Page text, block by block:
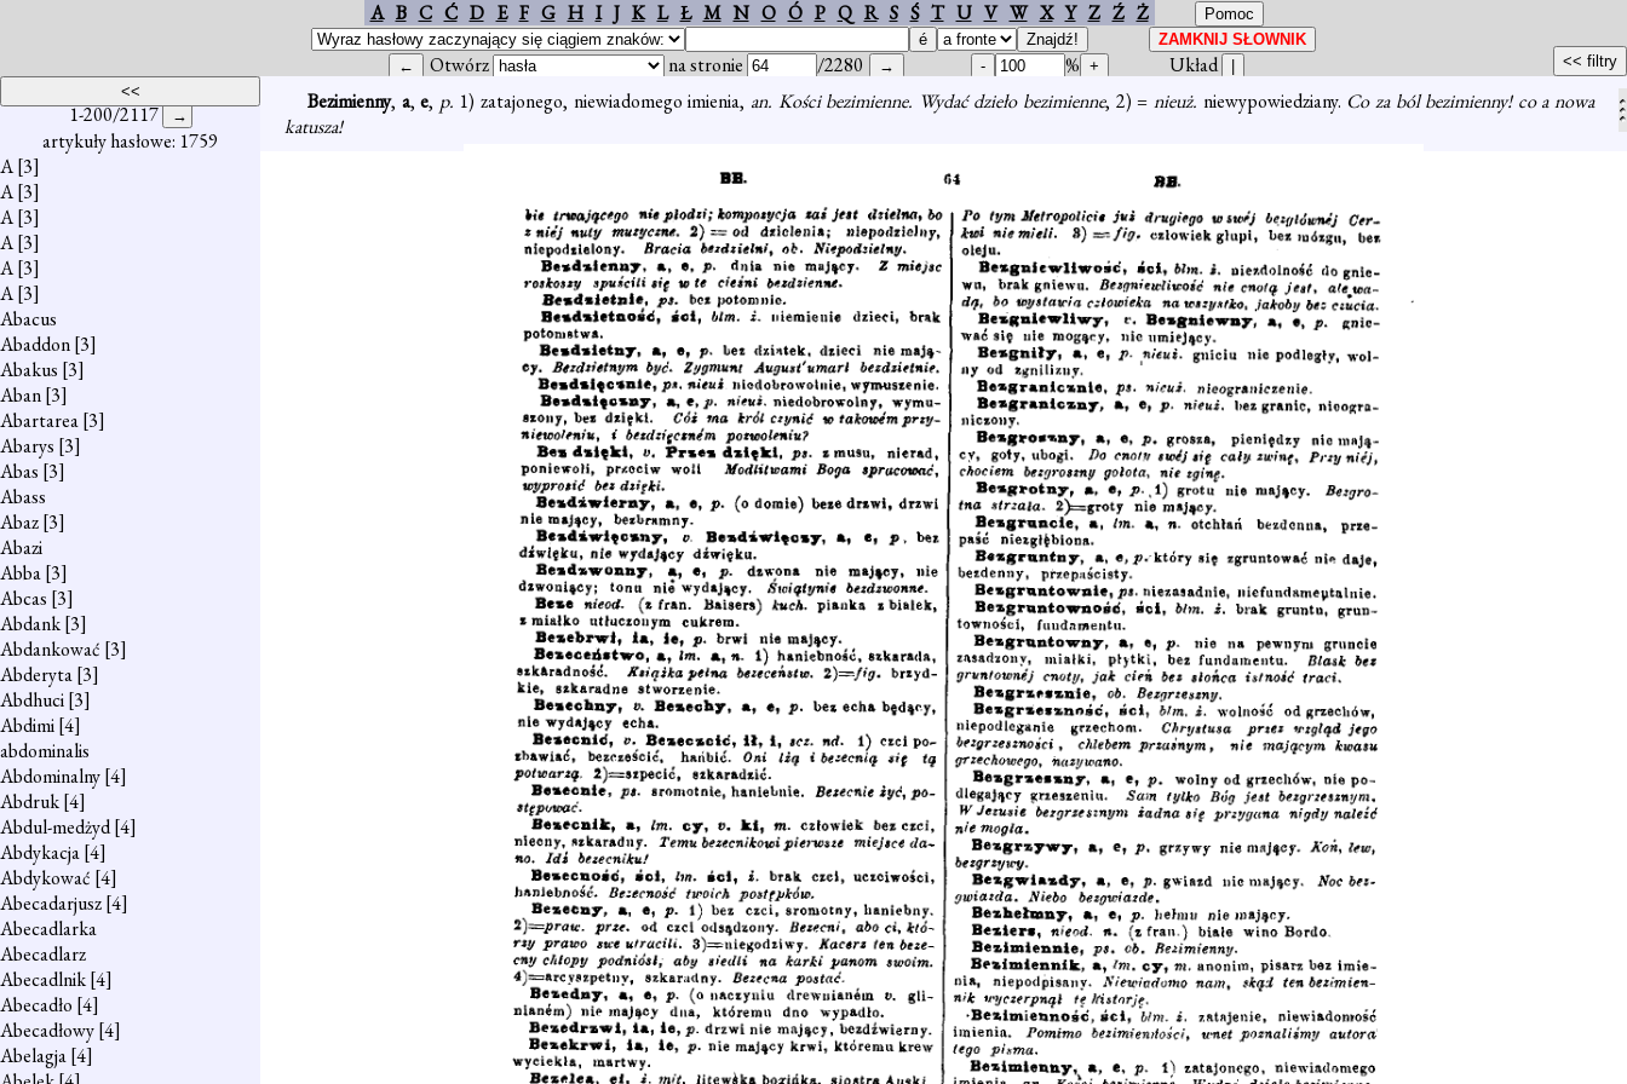
A B C Ć D E F G H I J K L Ł M N O Ó P Q R S Ś T U V W X Y Z Ź Ż
Otwórz na stronie /2280 %
Układ
1-200/2117
artykuły hasłowe: 1759
A[3]
A[3]
A[3]
A[3]
A[3]
A[3]
Abacus
Abaddon[3]
Abakus [3]
Aban[3]
Abartarea[3]
Abarys [3]
Abas [3]
Abass
Abaz[3]
Abazi
Abba[3]
Abcas [3]
Abdank[3]
Abdankować [3]
Abderyta[3]
Abdhuci[3]
Abdimi[4]
abdominalis
Abdominalny[4]
Abdruk[4]
Abdul-medżyd[4]
Abdykacja[4]
Abdykować [4]
Abecadarjusz[4]
Abecadlarka
Abecadlarz
Abecadlnik[4]
Abecadło [4]
Abecadłowy[4]
Abelagja[4]
Bezimienny, a,e, p. 1) zatajonego, niewiadomego imienia, an. Kości bezimienne. Wydać dzieło bezimienne, 2) = nieuż. niewypowiedziany. Co za ból bezimienny! co a nowa
katusza!